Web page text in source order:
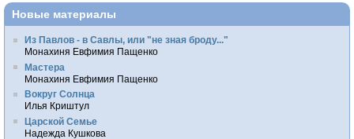
Новые материалы
Из Павлов - в Савлы, или "не зная броду..."
Монахиня Евфимия Пащенко
Мастера
Монахиня Евфимия Пащенко
Вокруг Солнца
Илья Криштул
Царской Семье
Надежда Кушкова